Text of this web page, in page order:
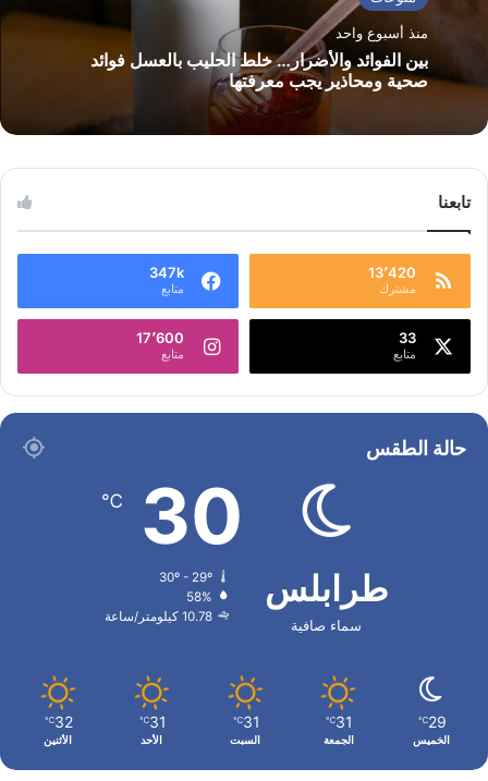
منذ أسبوع واحد
بين الفوائد والأضرار… خلط الحليب بالعسل فوائد
صحية ومحاذير يجب معرفتها
تابعنا
13٬420
مشترك
347k
متابع
33
متابع
17٬600
متابع
حالة الطقس
طرابلس
سماء صافية
30
℃
30º - 29º
58%
10.78 كيلومتر/ساعة
29
℃
الخميس
31
℃
الجمعة
31
℃
السبت
31
℃
الأحد
32
℃
الأثنين